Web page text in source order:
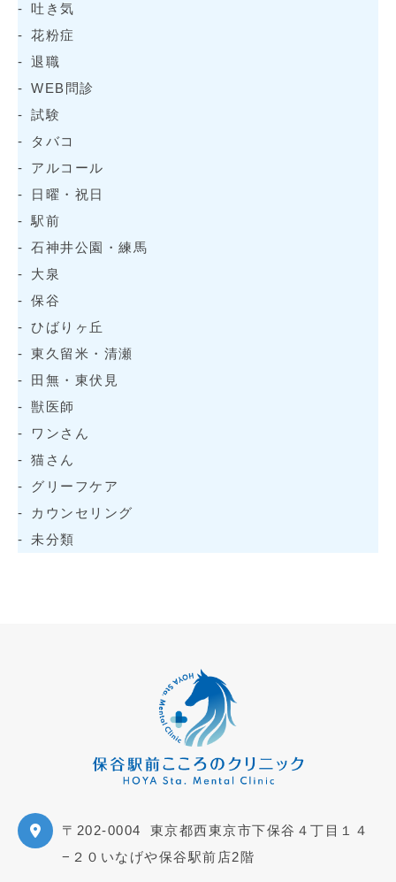
吐き気
花粉症
退職
WEB問診
試験
タバコ
アルコール
日曜・祝日
駅前
石神井公園・練馬
大泉
保谷
ひばりヶ丘
東久留米・清瀬
田無・東伏見
獣医師
ワンさん
猫さん
グリーフケア
カウンセリング
未分類
〒202-0004
東京都西東京市下保谷４丁目１４
−２０いなげや保谷駅前店2階